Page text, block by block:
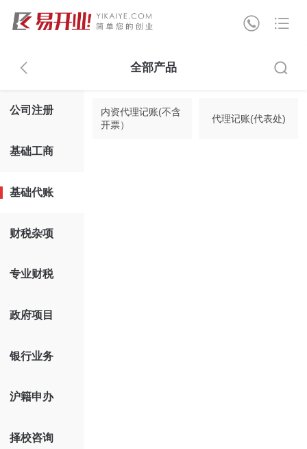
全部产品
公司注册
基础工商
基础代账
财税杂项
专业财税
政府项目
银行业务
沪籍申办
择校咨询
内资代理记账(不含
开票）
代理记账(代表处)